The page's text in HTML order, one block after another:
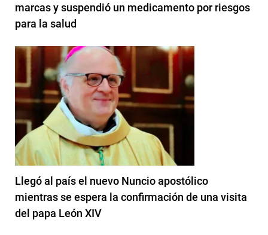
marcas y suspendió un medicamento por riesgos
para la salud
Llegó al país el nuevo Nuncio apostólico
mientras se espera la confirmación de una visita
del papa León XIV